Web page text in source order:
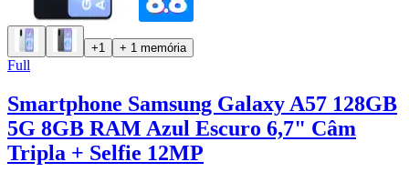
+1 + 1 memória
Full
Smartphone Samsung Galaxy A57 128GB
5G 8GB RAM Azul Escuro 6,7" Câm
Tripla + Selfie 12MP